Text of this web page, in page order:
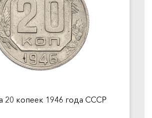
20 копеек 1946 года СССР